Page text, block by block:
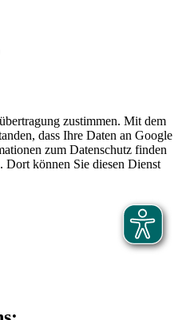
zustimmen. Mit dem
dass Ihre Daten an Google
zum Datenschutz finden
. Dort können Sie diesen Dienst